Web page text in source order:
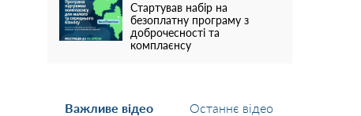
Стартував набір на
безоплатну програму з
доброчесності та
комплаєнсу
Важливе відео Останнє відео